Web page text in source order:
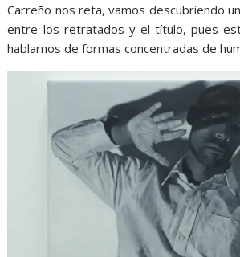
Carreño nos reta, vamos descubriendo
entre los retratados y el título, pues
hablarnos de formas concentradas de